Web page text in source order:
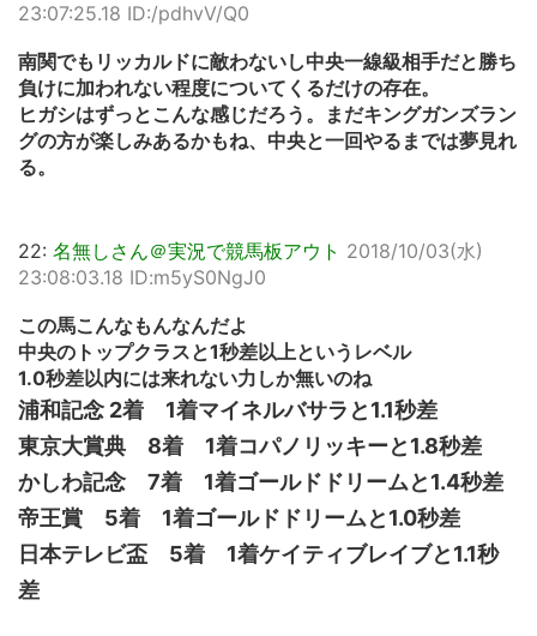
23:07:25.18 ID:/pdhvV/Q0
南関でもリッカルドに敵わないし中央一線級相手だと勝ち
負けに加われない程度についてくるだけの存在。
ヒガシはずっとこんな感じだろう。まだキングガンズラン
グの方が楽しみあるかもね、中央と一回やるまでは夢見れ
る。
22: 名無しさん＠実況で競馬板アウト 2018/10/03(水)
23:08:03.18 ID:m5yS0NgJ0
この馬こんなもんなんだよ
中央のトップクラスと1秒差以上というレベル
1.0秒差以内には来れない力しか無いのね
浦和記念 2着 1着マイネルバサラと1.1秒差
東京大賞典 8着 1着コパノリッキーと1.8秒差
かしわ記念 7着 1着ゴールドドリームと1.4秒差
帝王賞 5着 1着ゴールドドリームと1.0秒差
日本テレビ盃 5着 1着ケイティブレイブと1.1秒
差